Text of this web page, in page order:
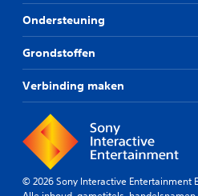
Ondersteuning
Grondstoffen
Verbinding maken
© 2026 Sony Interactive Entertainment